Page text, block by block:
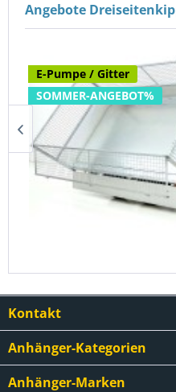
Angebote
E-Pumpe / Gitter
SOMMER-ANGEBOT%
Debon Dreiseitenkipper
Kontakt
Anhänger-Kategorien
Anhänger-Marken